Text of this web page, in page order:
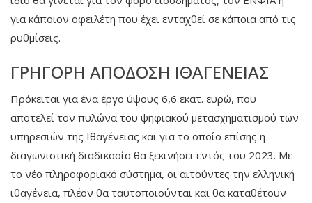
για κάποιον οφειλέτη που έχει ενταχθεί σε κάποια από τις
ρυθμίσεις.
ΓΡΉΓΟΡΗ ΑΠΌΔΟΣΗ ΙΘΑΓΈΝΕΙΑΣ
Πρόκειται για ένα έργο ύψους 6,6 εκατ. ευρώ, που
αποτελεί τον πυλώνα του ψηφιακού μετασχηματισμού των
υπηρεσιών της Ιθαγένειας και για το οποίο επίσης η
διαγωνιστική διαδικασία θα ξεκινήσει εντός του 2023. Με
το νέο πληροφοριακό σύστημα, οι αιτούντες την ελληνική
ιθαγένεια, πλέον θα ταυτοποιούνται και θα καταθέτουν